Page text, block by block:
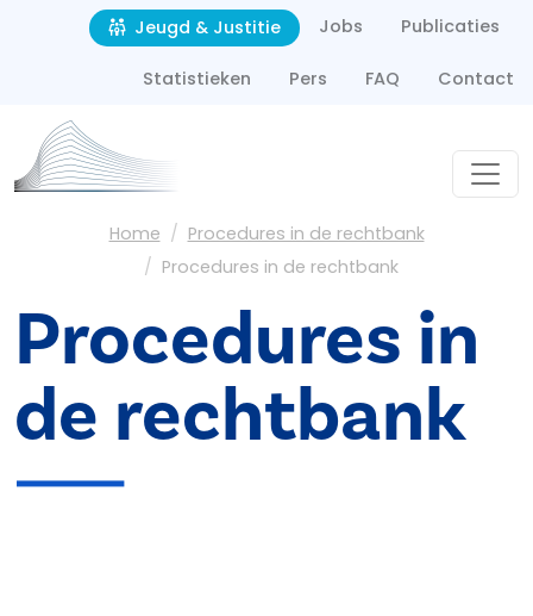
Overslaan en naar de inhoud gaan
Second navigation
Jeugd & Justitie Jobs Publicaties
Statistieken Pers FAQ Contact
Kruimelpad
Home
Procedures in de rechtbank
Procedures in de rechtbank
Procedures in
de rechtbank